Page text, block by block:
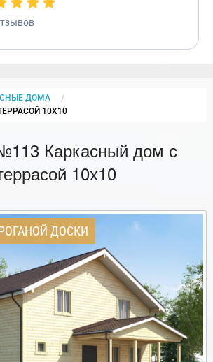
ДОМА
10Х10
Каркасный дом с
10х10
ДОСКИ